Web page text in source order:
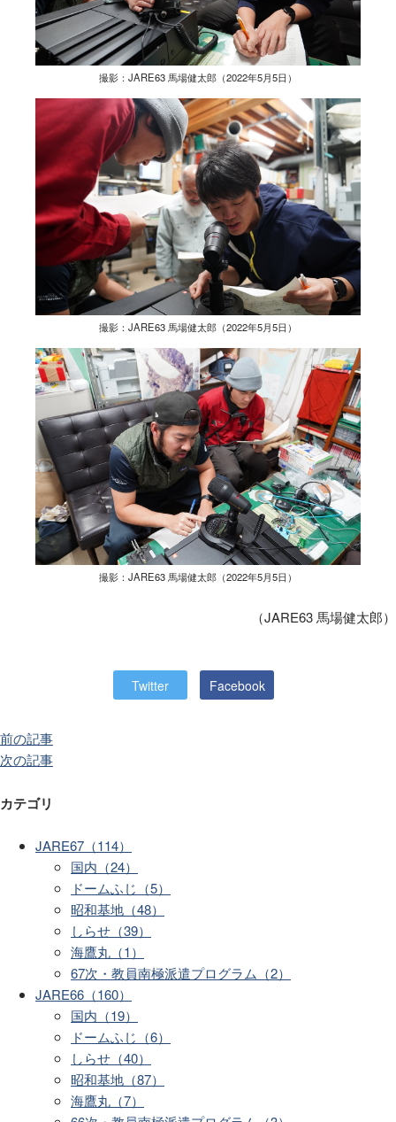
撮影：JARE63 馬場健太郎（2022年5月5日）
撮影：JARE63 馬場健太郎（2022年5月5日）
撮影：JARE63 馬場健太郎（2022年5月5日）
（JARE63 馬場健太郎）
Twitter Facebook
前の記事
次の記事
カテゴリ
JARE67（114）
国内（24）
ドームふじ（5）
昭和基地（48）
しらせ（39）
海鷹丸（1）
67次・教員南極派遣プログラム（2）
JARE66（160）
国内（19）
ドームふじ（6）
しらせ（40）
昭和基地（87）
海鷹丸（7）